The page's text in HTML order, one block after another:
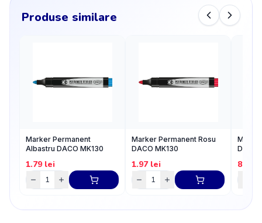
Produse similare
Marker Permanent
Albastru DACO MK130
1.79 lei
Marker Permanent Rosu
DACO MK130
1.97lei
Daco
8.95